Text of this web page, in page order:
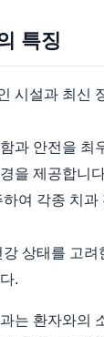
특징
시설과 최신
과 안전을 최
을 제공합니
여 각종 치과
상태를 고
.
는 환자와의